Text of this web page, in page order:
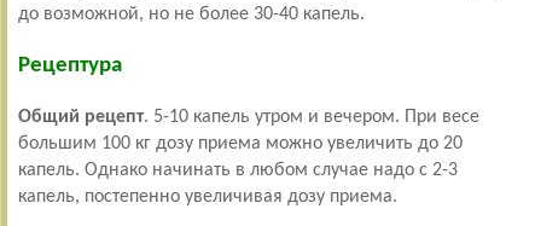
до возможной, но не более 30-40 капель.
Рецептура
Общий рецепт. 5-10 капель утром и вечером. При весе
большим 100 кг дозу приема можно увеличить до 20
капель. Однако начинать в любом случае надо с 2-3
капель, постепенно увеличивая дозу приема.